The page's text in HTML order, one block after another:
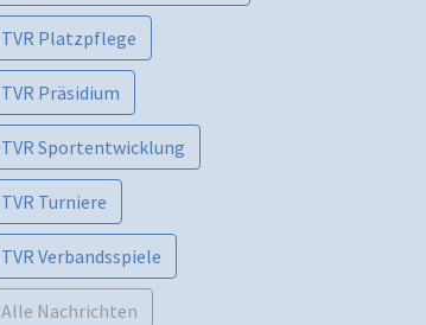
TVR Platzpflege
TVR Präsidium
TVR Sportentwicklung
TVR Turniere
TVR Verbandsspiele
Alle Nachrichten